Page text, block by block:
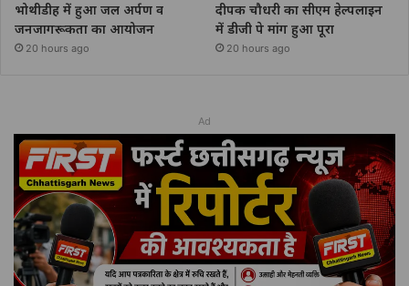
भोथीडीह में हुआ जल अर्पण व
जनजागरूकता का आयोजन
20 hours ago
दीपक चौधरी का सीएम हेल्पलाइन
में डीजी पे मांग हुआ पूरा
20 hours ago
Ad